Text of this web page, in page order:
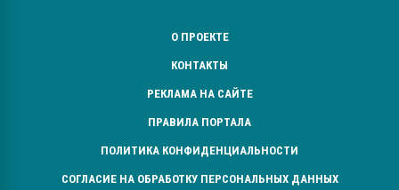
О ПРОЕКТЕ
КОНТАКТЫ
РЕКЛАМА НА САЙТЕ
ПРАВИЛА ПОРТАЛА
ПОЛИТИКА КОНФИДЕНЦИАЛЬНОСТИ
СОГЛАСИЕ НА ОБРАБОТКУ ПЕРСОНАЛЬНЫХ ДАННЫХ